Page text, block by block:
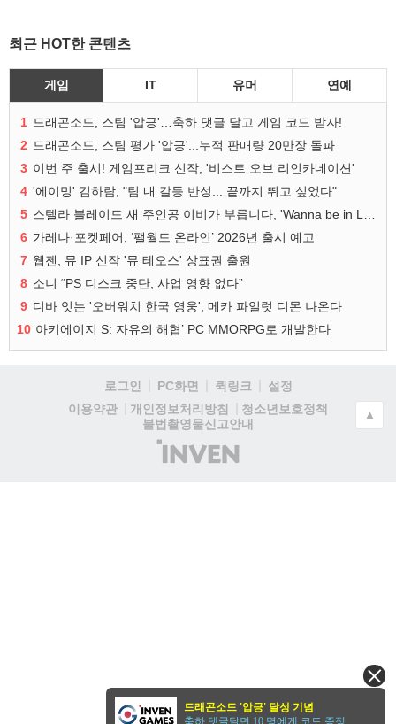
최근 HOT한 콘텐츠
게임 IT 유머 연예
1 드래곤소드, 스팀 '압긍'…축하 댓글 달고 게임 코드 받자!
2 드래곤소드, 스팀 평가 '압긍'...누적 판매량 20만장 돌파
3 이번 주 출시! 게임프리크 신작, '비스트 오브 리인카네이션'
4 '에이밍' 김하람, "팀 내 갈등 반성... 끝까지 뛰고 싶었다"
5
스텔라 블레이드 새 주인공 이비가 부릅니다, 'Wanna be in LOVE' 뮤비 공개
6 가레나·포켓페어, ‘팰월드 온라인’ 2026년 출시 예고
7 웹젠, 뮤 IP 신작 '뮤 테오스' 상표권 출원
8 소니 “PS 디스크 중단, 사업 영향 없다”
9 디바 잇는 '오버워치 한국 영웅', 메카 파일럿 디몬 나온다
10‘아키에이지 S: 자유의 해협’ PC MMORPG로 개발한다
로그인 PC화면 퀵링크
설정
이용약관
개인정보처리방침
청소년보호정책
불법촬영물신고안내
(주)
인
▲
드래곤소드 '압긍' 달성 기념
축하 댓글달면 10 명에게 코드 증정